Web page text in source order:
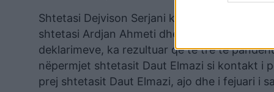
Shtetasi Dejvison Serjani ka kushëri të parë
shtetasi Ardjan Ahmeti dhe shtetasi Daut
deklarimeve, ka rezultuar që të tre të
nëpermjet shtetasit Daut Elmazi si kontakt i
prej shtetasit Daut Elmazi, ajo dhe i fejuari i